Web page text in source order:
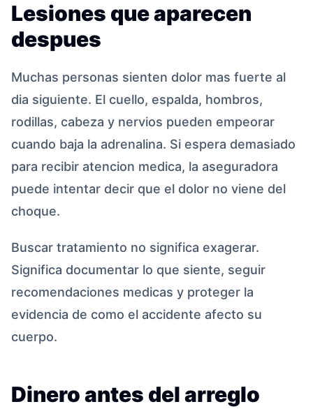
Lesiones que aparecen
despues
Muchas personas sienten dolor mas fuerte al
dia siguiente. El cuello, espalda, hombros,
rodillas, cabeza y nervios pueden empeorar
cuando baja la adrenalina. Si espera demasiado
para recibir atencion medica, la aseguradora
puede intentar decir que el dolor no viene del
choque.
Buscar tratamiento no significa exagerar.
Significa documentar lo que siente, seguir
recomendaciones medicas y proteger la
evidencia de como el accidente afecto su
cuerpo.
Dinero antes del arreglo